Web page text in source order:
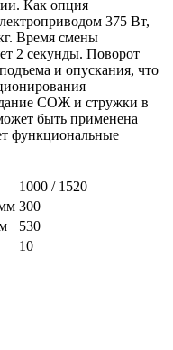
Как опция
375 Вт,
Время смены
2 секунды. Поворот
и опускания, что
СОЖ и стружки в
быть применена
функциональные
1000 / 1520
300
530
10